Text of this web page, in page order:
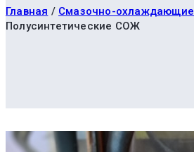
Главная / Смазочно-
Полусинтетические СОЖ